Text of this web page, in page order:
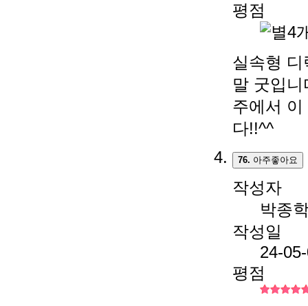
평점
실속형
말 굿입
주에서
다!!^^
76. 아주좋아요
작성자
박종
작성일
24-
평점